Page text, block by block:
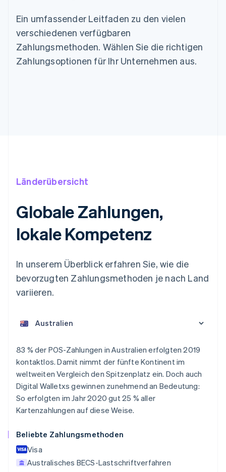
Ein umfassender Leitfaden zu den vielen
verschiedenen verfügbaren
Zahlungsmethoden. Wählen Sie die richtigen
Zahlungsoptionen für Ihr Unternehmen aus.
Länderübersicht
Globale Zahlungen,
lokale Kompetenz
In unserem Überblick erfahren Sie, wie die
bevorzugten Zahlungsmethoden je nach Land
variieren.
83 % der POS-Zahlungen in Australien erfolgten 2019
kontaktlos. Damit nimmt der fünfte Kontinent im
weltweiten Vergleich den Spitzenplatz ein. Doch auch
Digital Walletxs gewinnen zunehmend an Bedeutung:
So erfolgten im Jahr 2020 gut 25 % aller
Kartenzahlungen auf diese Weise.
Beliebte Zahlungsmethoden
Visa
Australisches BECS-Lastschriftverfahren
Australien
English
Belgien
NederlandsFrançaisDeutschEnglish
Brasilien
Português English
Bulgarien
English
English
Deutschland
Estland